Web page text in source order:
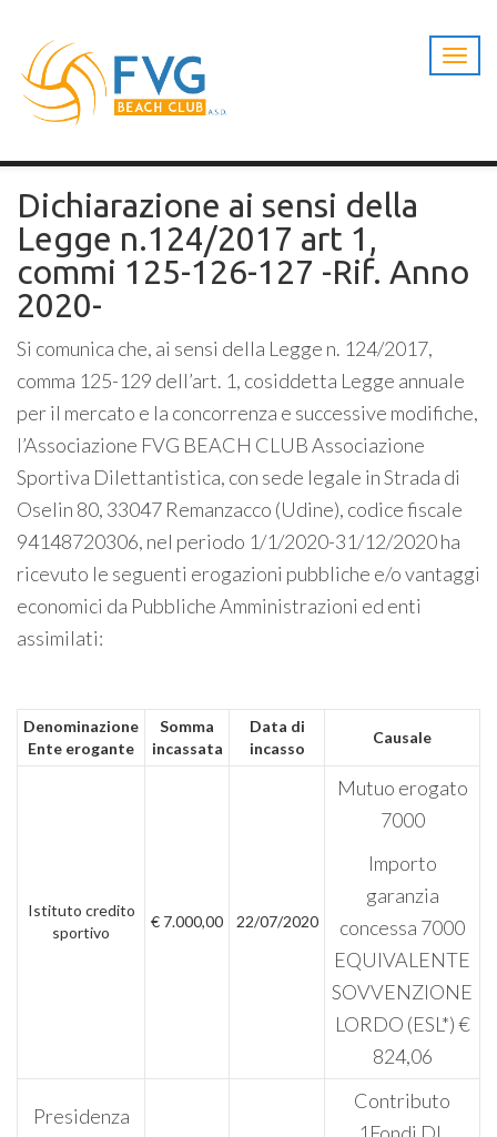
T
o
e
g
n
Dichiarazione ai sensi della
Legge n.124/2017 art 1,
commi 125-126-127 -Rif. Anno
2020-
Si comunica che, ai sensi della Legge n. 124/2017,
comma 125-129 dell’art. 1, cosiddetta Legge annuale
per il mercato e la concorrenza e successive modifiche,
l’Associazione FVG BEACH CLUB Associazione
Sportiva Dilettantistica, con sede legale in Strada di
Oselin 80, 33047 Remanzacco (Udine), codice fiscale
94148720306, nel periodo 1/1/2020-31/12/2020 ha
ricevuto le seguenti erogazioni pubbliche e/o vantaggi
economici da Pubbliche Amministrazioni ed enti
assimilati:
Denominazione
Ente erogante
Somma
incassata
Data di
incasso
Causale
Istituto credito
sportivo
€ 7.000,00 22/07/2020
Mutuo erogato
7000
Importo
garanzia
concessa 7000
EQUIVALENTE
SOVVENZIONE
LORDO (ESL*) €
824,06
Presidenza
Contributo